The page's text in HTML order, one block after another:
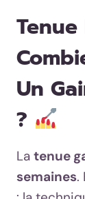
Un
?
La tenue
semaines.